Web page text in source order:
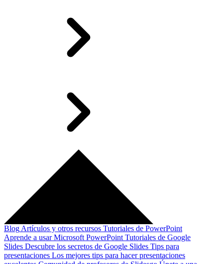
Blog Artículos y otros recursos Tutoriales de PowerPoint
Aprende a usar Microsoft PowerPoint Tutoriales de Google
Slides Descubre los secretos de Google Slides Tips para
presentaciones Los mejores tips para hacer presentaciones